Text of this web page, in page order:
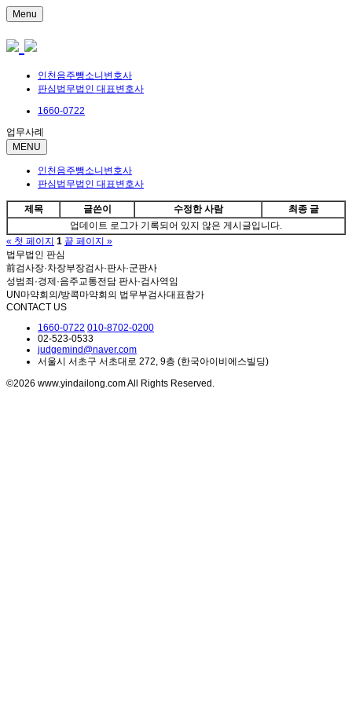
Menu
인천음주뺑소니변호사
판심법무법인 대표변호사
1660-0722
업무사례
MENU
인천음주뺑소니변호사
판심법무법인 대표변호사
제목 글쓴이 수정한 사람
최종 글
업데이트 로그가 기록되어 있지 않은 게시글입니다.
« 첫 페이지 1 끝 페이지 »
법무법인 판심
前검사장·차장부장검사·판사·군판사
성범죄·경제·음주교통전담 판사·검사역임
UN마약회의/방콕마약회의 법무부검사대표참가
CONTACT US
1660-0722 010-8702-0200
02-523-0533
judgemind@naver.com
서울시 서초구 서초대로 272, 9층 (한국아이비에스빌딩)
©2026 www.yindailong.com All Rights Reserved.